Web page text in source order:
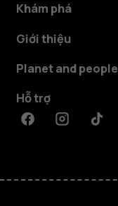
Khám phá
Giới thiệu
Planet and people
Hỗ trợ
FacebookInstagram